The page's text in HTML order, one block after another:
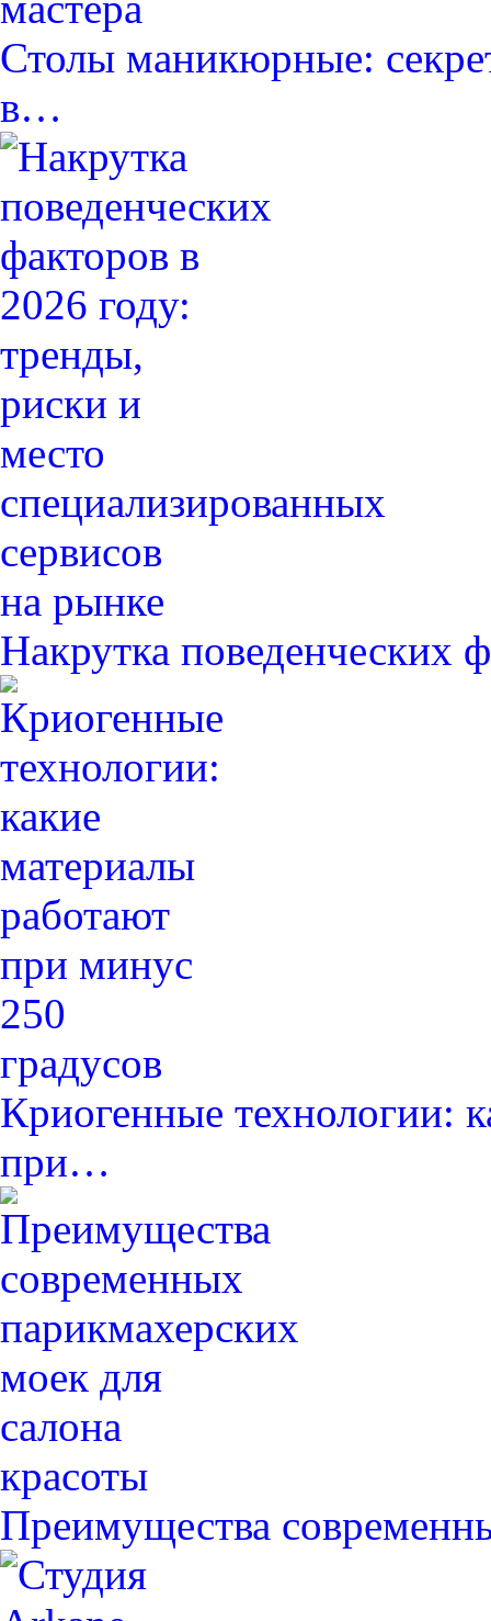
Столы маникюрные:
в…
Накрутка поведенческих
Криогенные технологии:
при…
Преимущества